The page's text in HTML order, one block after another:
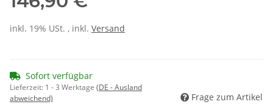
inkl. 19% USt. , inkl. Versand
Sofort verfügbar
Lieferzeit: 1 - 3 Werktage (DE - Ausland
abweichend)
Frage zum Artikel